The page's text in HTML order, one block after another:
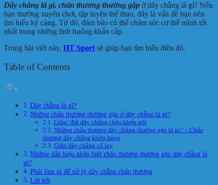
Dây chằng là gì, chấn thương thường gặp ở dây chằng là gì? Nếu
bạn thường xuyên chơi, tập luyện thể thao, đây là vấn đề bạn nên
tìm hiểu kỹ càng. Từ đó, đảm bảo có thể chăm sóc cơ thể mình tốt
nhất trong những tình huống khẩn cấp.
Trong bài viết này, HT Sport sẽ giúp bạn tìm hiểu điều đó.
Table of Contents
Dây chằng là gì?
Những chấn thương thường gặp ở dây chẳng là gì?
Giãn/ đứt dây chằng chéo khớp gối
Những chấn thương dây chằng thường gặp là gì? – Chấn
thương dây chằng khớp háng
Giãn dây chằng cổ tay
Những dấu hiệu nhận biết chấn thương thường gặp dây chằng là
gì?
Phải làm gì để xử lý dây chằng chấn thương
Lời kết